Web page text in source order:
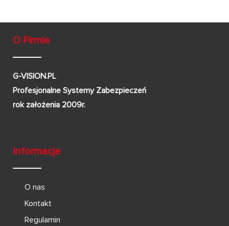
O Firmie
G-VISION.PL
Profesjonalne Systemy Zabezpieczeń
rok założenia 2009r.
Informacje
O nas
Kontakt
Regulamin